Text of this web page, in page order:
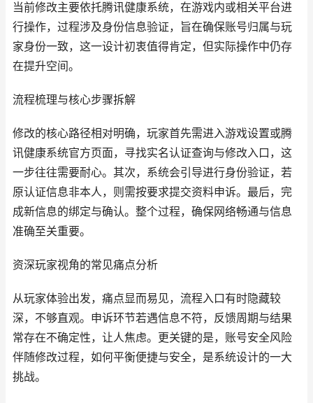
当前修改主要依托腾讯健康系统，在游戏内或相关平台进
行操作，过程涉及身份信息验证，旨在确保账号归属与玩
家身份一致，这一设计初衷值得肯定，但实际操作中仍存
在提升空间。
流程梳理与核心步骤拆解
修改的核心路径相对明确，玩家首先需进入游戏设置或腾
讯健康系统官方页面，寻找实名认证查询与修改入口，这
一步往往需要耐心。其次，系统会引导进行身份验证，若
原认证信息非本人，则需按要求提交资料申诉。最后，完
成新信息的绑定与确认。整个过程，确保网络畅通与信息
准确至关重要。
资深玩家视角的常见痛点分析
从玩家体验出发，痛点显而易见，流程入口有时隐藏较
深，不够直观。申诉环节若遇信息不符，反馈周期与结果
常存在不确定性，让人焦虑。更关键的是，账号安全风险
伴随修改过程，如何平衡便捷与安全，是系统设计的一大
挑战。